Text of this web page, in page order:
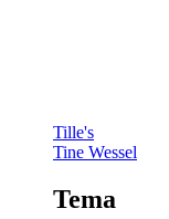
Tille's
Tine Wessel
Tema